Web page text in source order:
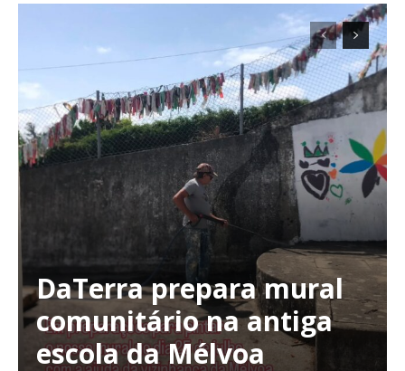
Planos de Assinatura
Faça-se assinante do Região de Cister e ajude-nos a manter este serviço
DaTerra prepara mural
comunitário na antiga
escola da Mélvoa